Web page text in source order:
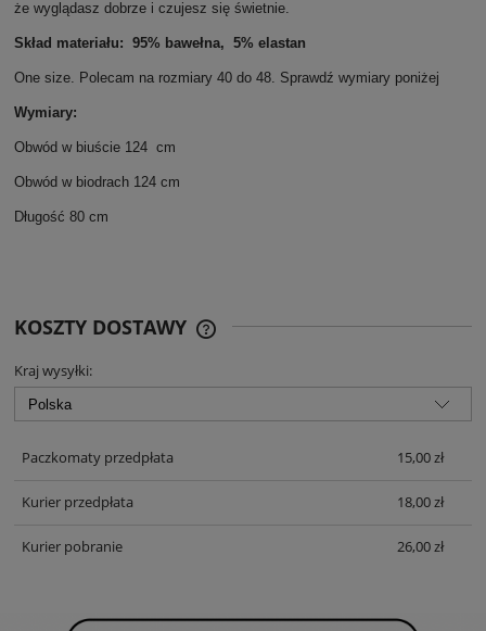
że wyglądasz dobrze i czujesz się świetnie.
Skład materiału: 95% bawełna, 5% elastan
One size. Polecam na rozmiary 40 do 48. Sprawdź wymiary poniżej
Wymiary:
Obwód w biuście 124 cm
Obwód w biodrach 124 cm
Długość 80 cm
KOSZTY DOSTAWY
Kraj wysyłki:
Paczkomaty przedpłata 15,00 zł
Kurier przedpłata 18,00 zł
Kurier pobranie 26,00 zł